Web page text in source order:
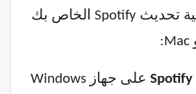
بخطوة حول كيفية تحديث Spotify الخاص بك
Spotify
على جهاز Windows